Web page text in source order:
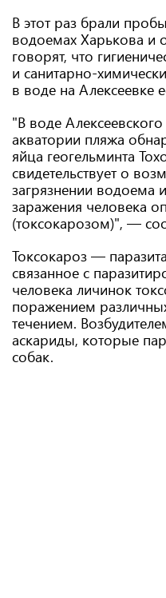
В этот раз брали
водоемах Харькова и
говорят, что
и санитарно-
в воде на Алексеевке
"В воде
акватории пляжа
яйца геогельминта
свидетельствует о
загрязнении водоема
заражения человека
(токсокарозом)", —
Токсокароз —
связанное с
человека личинок
поражением
течением.
аскариды, которые
собак.